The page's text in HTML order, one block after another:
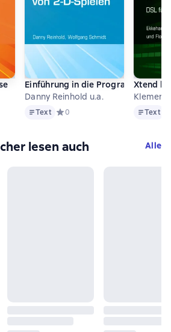
0 на основе 0 оценок
Einführung in die Programmierung
Danny Reinhold u.a.
TextText Средний рейтинг 0 на основе 0
0
Xtend
TextText
lesen auch Alle